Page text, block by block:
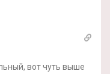
вот чуть выше